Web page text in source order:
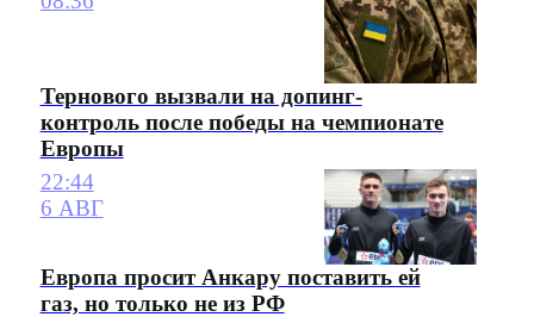
Тернового вызвали на допинг-
контроль после победы на чемпионате
Европы
22:44
6 АВГ
Европа просит Анкару поставить ей
газ, но только не из РФ